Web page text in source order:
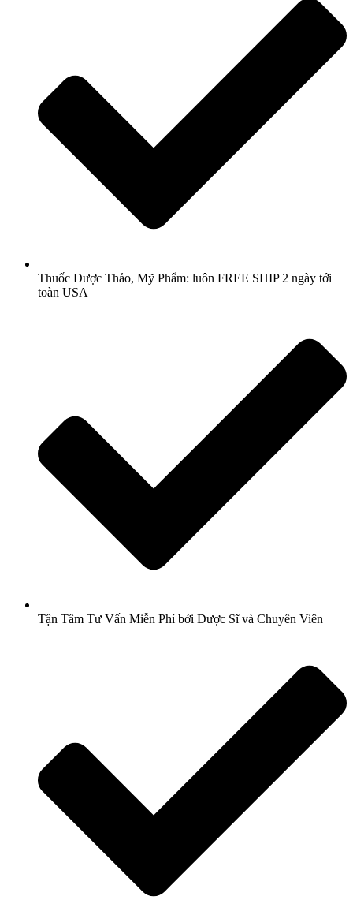
Thuốc Dược Thảo, Mỹ Phẩm: luôn FREE SHIP 2 ngày tới
toàn USA
Tận Tâm Tư Vấn Miễn Phí bởi Dược Sĩ và Chuyên Viên